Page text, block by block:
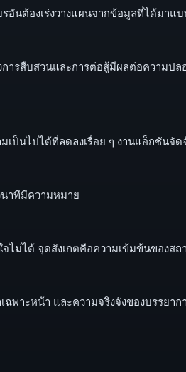
นต้องเร่งวางแผนจากข้อมูลที่ได้มาแ
รสืบสวนและการต่อสู้มีผลต่อความปล
เป็นไปได้ที่ลดลงเรื่อย ๆ งานแอ็กชันจั
นาทีมีความหมาย
ไม่ได้ จุดสังเกตคือความเข้มข้นของส
าะหน้า และความจริงจังของบรรยา